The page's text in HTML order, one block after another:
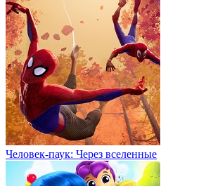
Человек-паук: Через вселенные